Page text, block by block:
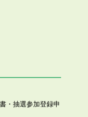
・抽選参加登録申